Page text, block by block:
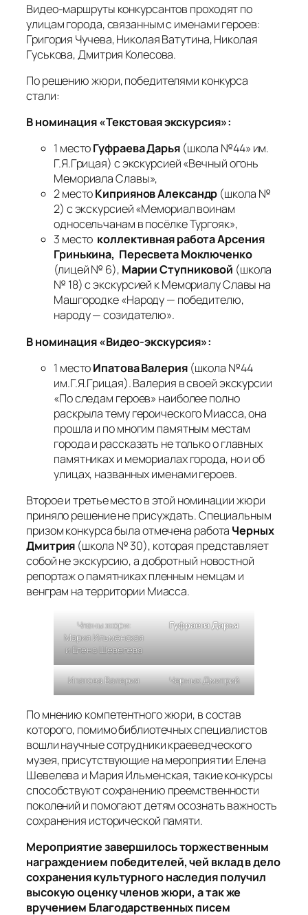
Видео-маршруты конкурсантов проходят по
улицам города, связанным с именами героев:
Григория Чучева, Николая Ватутина, Николая
Гуськова, Дмитрия Колесова.
По решению жюри, победителями конкурса
стали:
В номинация «Текстовая экскурсия»:
1 местоГуфраева Дарья(школа №44» им.
Г.Я.Грицая) с экскурсией «Вечный огонь
Мемориала Славы»,
2 местоКиприянов Александр (школа №
2) с экскурсией «Мемориал воинам
односельчанам в посёлке Тургояк»,
3 место коллективная работа Арсения
Гринькина, Пересвета Моключенко
(лицей № 6), Марии Ступниковой (школа
№ 18) с экскурсией к Мемориалу Славы на
Машгородке «Народу — победителю,
народу — созидателю».
В номинация «Видео-экскурсия»:
1 местоИпатова Валерия(школа №44
им.Г.Я.Грицая). Валерия в своей экскурсии
«По следам героев» наиболее полно
раскрыла тему героического Миасса, она
прошла и по многим памятным местам
города и рассказать не только о главных
памятниках и мемориалах города, но и об
улицах, названных именами героев.
Второе и третье место в этой номинации жюри
приняло решение не присуждать. Специальным
призом конкурса была отмечена работа Черных
Дмитрия (школа № 30), которая представляет
собой не экскурсию, а добротный новостной
репортаж о памятниках пленным немцам и
венграм на территории Миасса.
Члены жюри:
Мария Ильменская
и Елена Шевелева
Гуфраева Дарья
Ипатова Валерия Черных Дмитрий
По мнению компетентного жюри, в состав
которого, помимо библиотечных специалистов
вошли научные сотрудники краеведческого
музея, присутствующие на мероприятии Елена
Шевелева и Мария Ильменская, такие конкурсы
способствуют сохранению преемственности
поколений и помогают детям осознать важность
сохранения исторической памяти.
Мероприятие завершилось торжественным
награждением победителей, чей вклад в дело
сохранения культурного наследия получил
высокую оценку членов жюри, а так же
вручением Благодарственных писем